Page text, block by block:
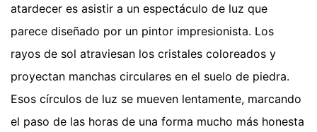
atardecer es asistir a un espectáculo de luz que
parece diseñado por un pintor impresionista. Los
rayos de sol atraviesan los cristales coloreados y
proyectan manchas circulares en el suelo de piedra.
Esos círculos de luz se mueven lentamente, marcando
el paso de las horas de una forma mucho más honesta